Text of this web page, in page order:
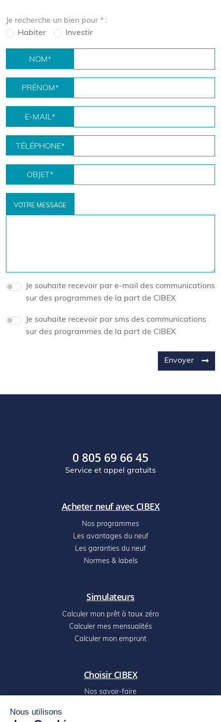
Nous utilisons
Je recherche un bien pour * :
Habiter
Investir
NOM*
PRÉNOM*
E-MAIL*
TÉLÉPHONE*
OBJET *
VOTRE MESSAGE
Je souhaite recevoir par e-mail des communications
sur des programmes de la part de CIBEX
Je souhaite recevoir par sms des communications
sur des programmes de la part de CIBEX
Envoyer
Acheter neuf avec CIBEX
Nos programmes
Les avantages du neuf
Les garanties du neuf
Normes & labels
Simulateurs
Calculer mon prêt à taux zéro
Calculer mes mensualités
Calculer mon emprunt
Choisir CIBEX
Nos savoir-faire
0 805 69 66 45
Service et appel gratuits